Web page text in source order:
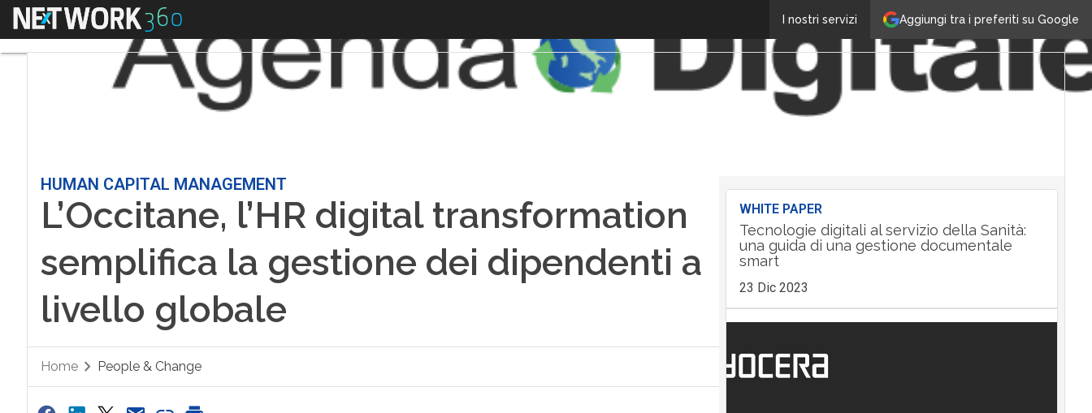
Aggiungi tra i preferiti su Google
I nostri servizi
Menu
HUMAN CAPITAL MANAGEMENT
L’Occitane, l’HR digital transformation
semplifica la gestione dei dipendenti a
livello globale
Home People & Change
WHITE PAPER
Tecnologie digitali al servizio della Sanità:
una guida di una gestione documentale
smart
23 Dic 2023